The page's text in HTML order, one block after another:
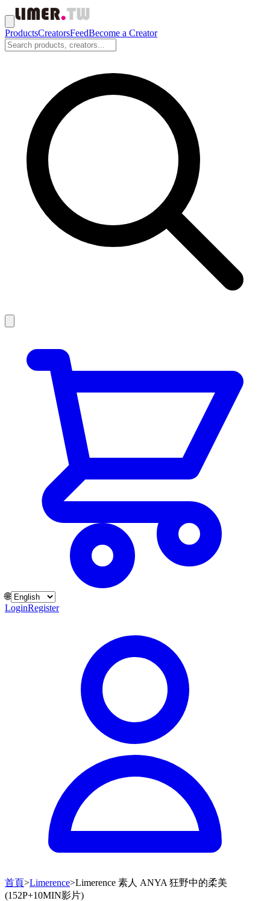
ProductsCreatorsFeedBecome a Creator
🌐
LoginRegister
首頁>Limerence>Limerence 素人 ANYA 狂野中的柔美
(152P+10MIN影片)